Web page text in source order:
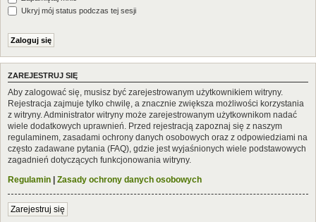
Ukryj mój status podczas tej sesji
ZAREJESTRUJ SIĘ
Aby zalogować się, musisz być zarejestrowanym użytkownikiem witryny.
Rejestracja zajmuje tylko chwilę, a znacznie zwiększa możliwości korzystania
z witryny. Administrator witryny może zarejestrowanym użytkownikom nadać
wiele dodatkowych uprawnień. Przed rejestracją zapoznaj się z naszym
regulaminem, zasadami ochrony danych osobowych oraz z odpowiedziami na
często zadawane pytania (FAQ), gdzie jest wyjaśnionych wiele podstawowych
zagadnień dotyczących funkcjonowania witryny.
Regulamin | Zasady ochrony danych osobowych
Zarejestruj się